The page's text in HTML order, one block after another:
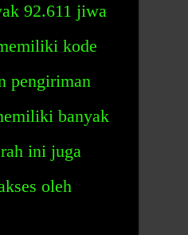
92.611 jiwa
kode
pengiriman
banyak
ini juga
oleh